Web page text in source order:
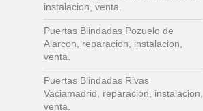
instalacion, venta.
Puertas Blindadas Pozuelo de
Alarcon, reparacion, instalacion,
venta.
Puertas Blindadas Rivas
Vaciamadrid, reparacion, instalacion,
venta.